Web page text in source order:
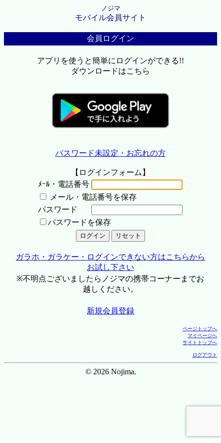
ノジマ
モバイル会員サイト
会員ログイン
アプリを使うと簡単にログインができる!!
ダウンロードはこちら
パスワード未設定・お忘れの方
【ログインフォーム】
ﾒｰﾙ・電話番号
メール・電話番号を保存
パスワード
パスワードを保存
ガラホ・ガラケー・ログインできない方はこちらから
お試し下さい
※不明点ございましたらノジマの携帯コーナーまでお
越しください。
新規会員登録
ページトップへ
マイページへ
サイトトップへ
ログアウト
© 2026 Nojima.